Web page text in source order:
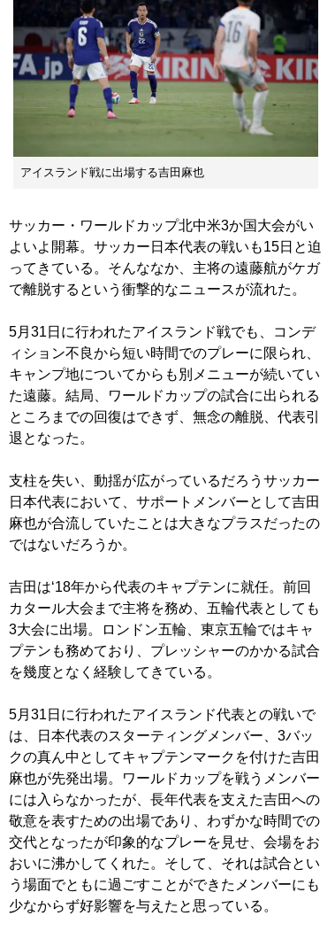
アイスランド戦に出場する吉田麻也
サッカー・ワールドカップ北中米3か国大会がい
よいよ開幕。サッカー日本代表の戦いも15日と迫
ってきている。そんななか、主将の遠藤航がケガ
で離脱するという衝撃的なニュースが流れた。
5月31日に行われたアイスランド戦でも、コンデ
ィション不良から短い時間でのプレーに限られ、
キャンプ地についてからも別メニューが続いてい
た遠藤。結局、ワールドカップの試合に出られる
ところまでの回復はできず、無念の離脱、代表引
退となった。
支柱を失い、動揺が広がっているだろうサッカー
日本代表において、サポートメンバーとして吉田
麻也が合流していたことは大きなプラスだったの
ではないだろうか。
吉田は‘18年から代表のキャプテンに就任。前回
カタール大会まで主将を務め、五輪代表としても
3大会に出場。ロンドン五輪、東京五輪ではキャ
プテンも務めており、プレッシャーのかかる試合
を幾度となく経験してきている。
5月31日に行われたアイスランド代表との戦いで
は、日本代表のスターティングメンバー、3バッ
クの真ん中としてキャプテンマークを付けた吉田
麻也が先発出場。ワールドカップを戦うメンバー
には入らなかったが、長年代表を支えた吉田への
敬意を表すための出場であり、わずかな時間での
交代となったが印象的なプレーを見せ、会場をお
おいに沸かしてくれた。そして、それは試合とい
う場面でともに過ごすことができたメンバーにも
少なからず好影響を与えたと思っている。